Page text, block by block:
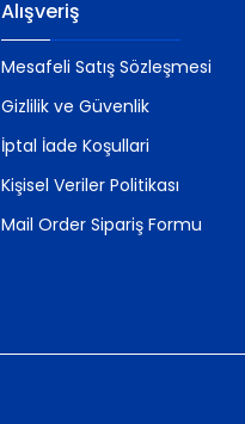
Alışveriş
Mesafeli Satış Sözleşmesi
Gizlilik ve Güvenlik
İptal İade Koşullari
Kişisel Veriler Politikası
Mail Order Sipariş Formu